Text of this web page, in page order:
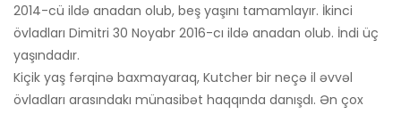
2014-cü ildə anadan olub, beş yaşını tamamlayır. İkinci
övladları Dimitri 30 Noyabr 2016-cı ildə anadan olub. İndi üç
yaşındadır.
Kiçik yaş fərqinə baxmayaraq, Kutcher bir neçə il əvvəl
övladları arasındakı münasibət haqqında danışdı. Ən çox